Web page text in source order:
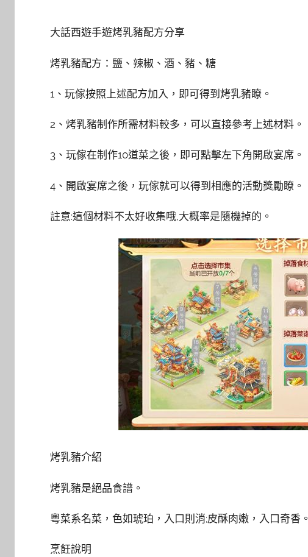
大話西遊手遊烤乳豬配方分享
烤乳豬配方：鹽、辣椒、酒、豬、糖
1、玩傢按照上述配方加入，即可得到烤乳豬瞭。
2、烤乳豬制作所需材料較多，可以直接參考上述材料。
3、玩傢在制作10道菜之後，即可點擊左下角開啟宴席。
4、開啟宴席之後，玩傢就可以得到相應的活動獎勵瞭。
註意:這個材料不太好收集哦,大概率是隨機掉的。
烤乳豬介紹
烤乳豬是絕品食譜。
粵菜系名菜，色如琥珀，入口則消;皮酥肉嫩，入口奇香。
烹飪說明